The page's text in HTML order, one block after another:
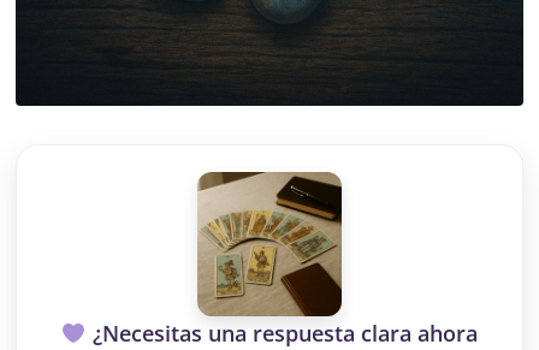
¿Necesitas una respuesta clara ahora